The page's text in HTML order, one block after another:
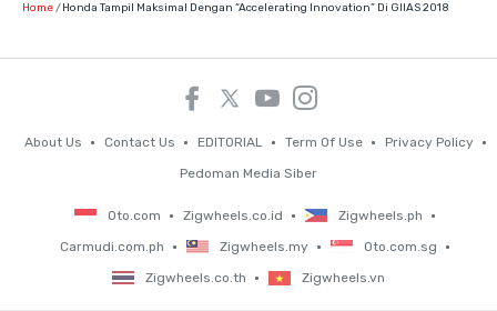
Home Honda Tampil Maksimal Dengan “Accelerating Innovation” Di GIIAS 2018
About Us Contact Us EDITORIAL Term Of Use
Privacy Policy
Pedoman Media Siber
Oto.com Zigwheels.co.id
Zigwheels.ph
Carmudi.com.ph
Zigwheels.my
Oto.com.sg
Zigwheels.co.th
Zigwheels.vn